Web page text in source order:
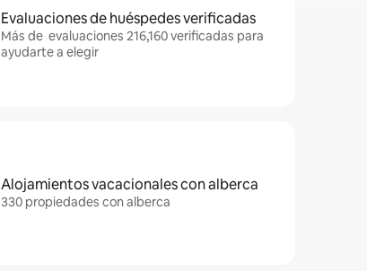
Evaluaciones de huéspedes verificadas
Más de evaluaciones 216,160 verificadas para
ayudarte a elegir
Alojamientos vacacionales con alberca
330 propiedades con alberca